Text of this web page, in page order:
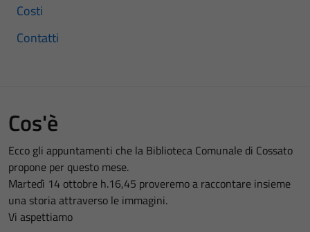
Costi
Contatti
Cos'è
Ecco gli appuntamenti che la Biblioteca Comunale di Cossato
propone per questo mese.
Martedì 14 ottobre h.16,45 proveremo a raccontare insieme
una storia attraverso le immagini.
Vi aspettiamo